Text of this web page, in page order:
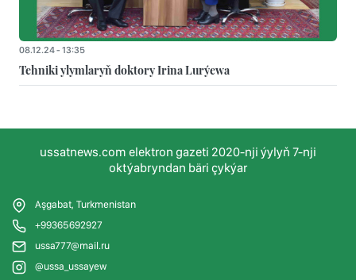
08.12.24 - 13:35
Tehniki ylymlaryň doktory Irina Lurýewa
ussatnews.com elektron gazeti 2020-nji ýylyň 7-nji
oktýabryndan bäri çykýar
Aşgabat, Turkmenistan
+99365692927
ussa777@mail.ru
@ussa_ussayew